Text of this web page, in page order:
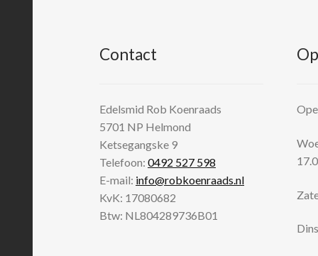
Contact
Edelsmid Rob Koenraads
5701 NP Helmond
Ketsegangske 9
Telefoon:0492 527 598
E-mail: info@robkoenraads.nl
KvK: 17080682
Btw: NL804289736B01